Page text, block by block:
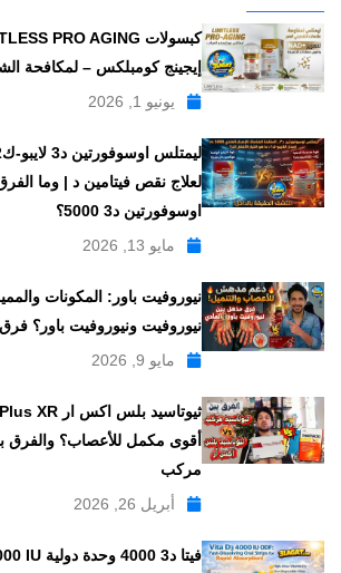
إيجينج كومبلكس – لمكافحة
يونيو 1, 2026
لعلاج نقص فيتامين د | وما
اوسوفورتين د3 5000؟
مايو 13, 2026
نيوروفيت باور: المكونات
نيوروفيت ونيوروفيت باور؟
مايو 9, 2026
أقوى مكمل للأعصاب؟ والفرق
مركب
أبريل 26, 2026